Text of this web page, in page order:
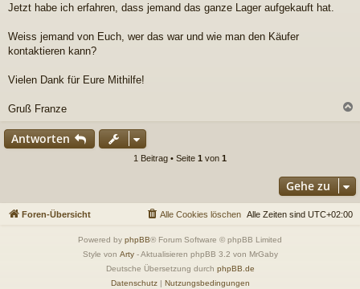
Jetzt habe ich erfahren, dass jemand das ganze Lager aufgekauft hat.
Weiss jemand von Euch, wer das war und wie man den Käufer
kontaktieren kann?
Vielen Dank für Eure Mithilfe!
Gruß Franze
n
Antworten
1 Beitrag • Seite 1 von 1
Gehe zu
Foren-Übersicht Alle Zeiten sind UTC+02:00
Alle Cookies löschen
Powered by phpBB® Forum Software © phpBB Limited
Style von Arty- Aktualisieren phpBB 3.2 von MrGaby
Deutsche Übersetzung durch phpBB.de
Datenschutz| Nutzungsbedingungen